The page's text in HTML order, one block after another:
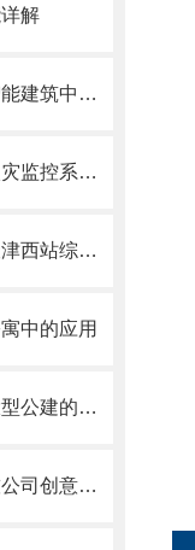
解
电气火灾监控系统在现代智能建筑中的研究与应用
智慧消防在石油化工电气火灾监控系统的应用
浅谈电气火灾监控系统在天津西站综合交通枢纽中的应用
中的应用
浅析电气火灾监控系统在大型公建的应用方案
电气火灾监控系统在某科技公司创意园上的应用